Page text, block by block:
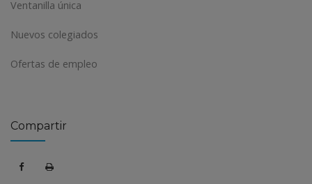
Ventanilla única
Nuevos colegiados
Ofertas de empleo
Compartir